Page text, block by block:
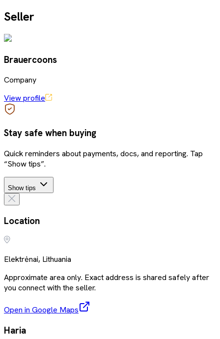
Seller
Brauercoons
Company
View profile
Stay safe when buying
Quick reminders about payments, docs, and reporting. Tap
“Show tips”.
Show tips
Location
Elektrėnai, Lithuania
Approximate area only. Exact address is shared safely after
you connect with the seller.
Open in Google Maps
Haria